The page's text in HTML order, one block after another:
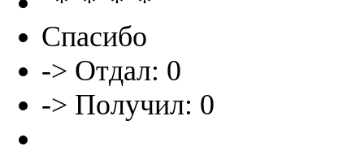
Спасибо
-> Отдал: 0
-> Получил: 0